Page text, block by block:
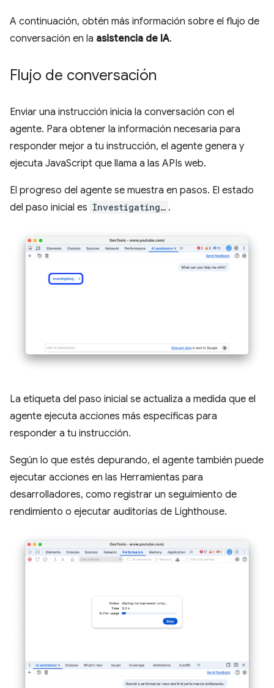
A continuación, obtén más información sobre el flujo de
conversación en la asistencia de IA.
Flujo de conversación
Enviar una instrucción inicia la conversación con el
agente. Para obtener la información necesaria para
responder mejor a tu instrucción, el agente genera y
ejecuta JavaScript que llama a las APIs web.
El progreso del agente se muestra en pasos. El estado
del paso inicial es Investigating… .
La etiqueta del paso inicial se actualiza a medida que el
agente ejecuta acciones más específicas para
responder a tu instrucción.
Según lo que estés depurando, el agente también puede
ejecutar acciones en las Herramientas para
desarrolladores, como registrar un seguimiento de
rendimiento o ejecutar auditorías de Lighthouse.